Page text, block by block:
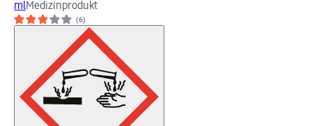
mlMedizinprodukt
(6)